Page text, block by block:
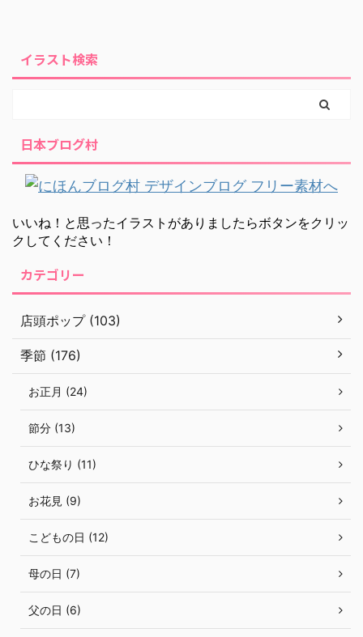
イラスト検索
日本ブログ村
いいね！と思ったイラストがありましたらボタンをクリッ
クしてください！
カテゴリー
店頭ポップ (103)
季節 (176)
お正月 (24)
節分 (13)
ひな祭り (11)
お花見 (9)
こどもの日 (12)
母の日 (7)
父の日 (6)